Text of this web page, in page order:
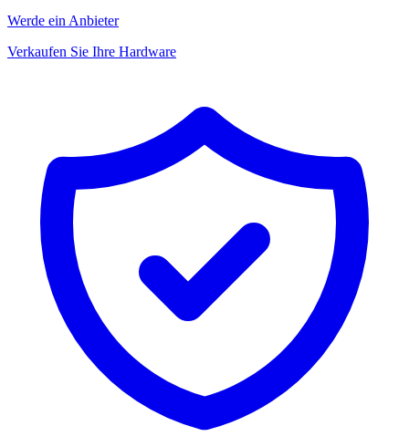
Werde ein Anbieter
Verkaufen Sie Ihre Hardware